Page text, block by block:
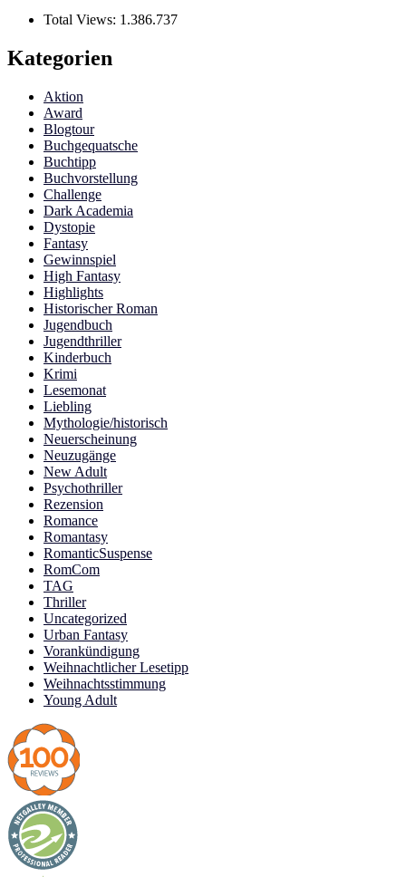
Total Views: 1.386.737
Kategorien
Aktion
Award
Blogtour
Buchgequatsche
Buchtipp
Buchvorstellung
Challenge
Dark Academia
Dystopie
Fantasy
Gewinnspiel
High Fantasy
Highlights
Historischer Roman
Jugendbuch
Jugendthriller
Kinderbuch
Krimi
Lesemonat
Liebling
Mythologie/historisch
Neuerscheinung
Neuzugänge
New Adult
Psychothriller
Rezension
Romance
Romantasy
RomanticSuspense
RomCom
TAG
Thriller
Uncategorized
Urban Fantasy
Vorankündigung
Weihnachtlicher Lesetipp
Weihnachtsstimmung
Young Adult